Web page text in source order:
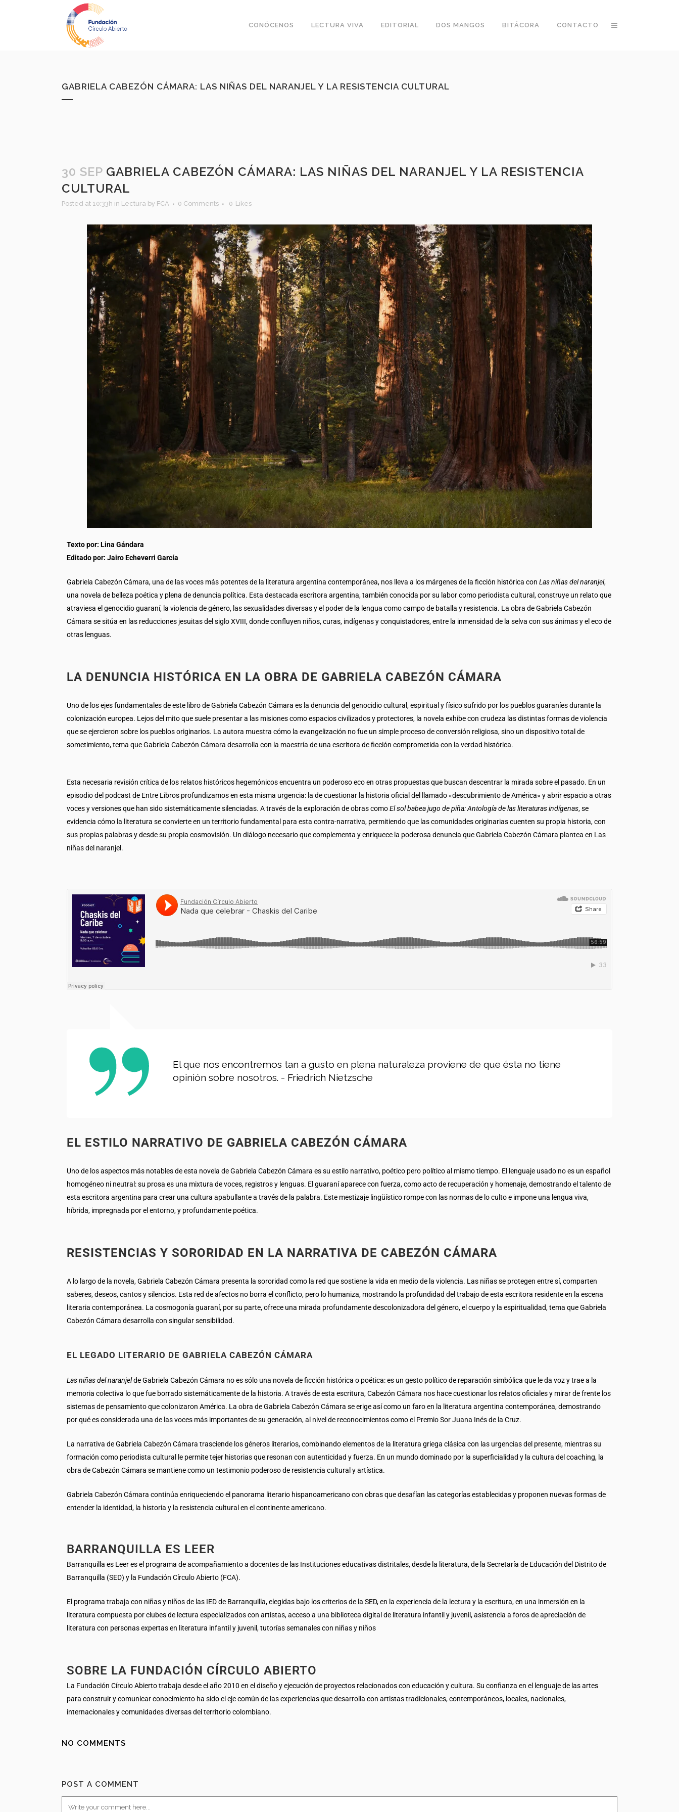
CONÓCENOS LECTURA VIVA EDITORIAL DOS MANGOS BITÁCORA CONTACTO
GABRIELA CABEZÓN CÁMARA: LAS NIÑAS DEL NARANJEL Y LA RESISTENCIA CULTURAL
30 SEP GABRIELA CABEZÓN CÁMARA: LAS NIÑAS DEL NARANJEL Y LA RESISTENCIA
CULTURAL
Posted at 10:33h in Lectura by FCA 0 Comments 0 Likes
Texto por: Lina Gándara
Editado por: Jairo Echeverri García
Gabriela Cabezón Cámara, una de las voces más potentes de la literatura argentina contemporánea, nos lleva a los márgenes de la ficción histórica con Las niñas del naranjel,
una novela de belleza poética y plena de denuncia política. Esta destacada escritora argentina, también conocida por su labor como periodista cultural, construye un relato que
atraviesa el genocidio guaraní, la violencia de género, las sexualidades diversas y el poder de la lengua como campo de batalla y resistencia. La obra de Gabriela Cabezón
Cámara se sitúa en las reducciones jesuitas del siglo XVIII, donde confluyen niños, curas, indígenas y conquistadores, entre la inmensidad de la selva con sus ánimas y el eco de
otras lenguas.
LA DENUNCIA HISTÓRICA EN LA OBRA DE GABRIELA CABEZÓN CÁMARA
Uno de los ejes fundamentales de este libro de Gabriela Cabezón Cámara es la denuncia del genocidio cultural, espiritual y físico sufrido por los pueblos guaraníes durante la
colonización europea. Lejos del mito que suele presentar a las misiones como espacios civilizados y protectores, la novela exhibe con crudeza las distintas formas de violencia
que se ejercieron sobre los pueblos originarios. La autora muestra cómo la evangelización no fue un simple proceso de conversión religiosa, sino un dispositivo total de
sometimiento, tema que Gabriela Cabezón Cámara desarrolla con la maestría de una escritora de ficción comprometida con la verdad histórica.
Esta necesaria revisión crítica de los relatos históricos hegemónicos encuentra un poderoso eco en otras propuestas que buscan descentrar la mirada sobre el pasado. En un
episodio del podcast de Entre Libros profundizamos en esta misma urgencia: la de cuestionar la historia oficial del llamado «descubrimiento de América» y abrir espacio a otras
voces y versiones que han sido sistemáticamente silenciadas. A través de la exploración de obras comoEl sol babea jugo de piña: Antología de las literaturas indígenas, se
evidencia cómo la literatura se convierte en un territorio fundamental para esta contra-narrativa, permitiendo que las comunidades originarias cuenten su propia historia, con
sus propias palabras y desde su propia cosmovisión. Un diálogo necesario que complementa y enriquece la poderosa denuncia que Gabriela Cabezón Cámara plantea en Las
niñas del naranjel.
El que nos encontremos tan a gusto en plena naturaleza proviene de que ésta no tiene
opinión sobre nosotros. - Friedrich Nietzsche
EL ESTILO NARRATIVO DE GABRIELA CABEZÓN CÁMARA
Uno de los aspectos más notables de esta novela de Gabriela Cabezón Cámara es su estilo narrativo, poético pero político al mismo tiempo. El lenguaje usado no es un español
homogéneo ni neutral: su prosa es una mixtura de voces, registros y lenguas. El guaraní aparece con fuerza, como acto de recuperación y homenaje, demostrando el talento de
esta escritora argentina para crear una cultura apabullante a través de la palabra. Este mestizaje lingüístico rompe con las normas de lo culto e impone una lengua viva,
híbrida, impregnada por el entorno, y profundamente poética.
RESISTENCIAS Y SORORIDAD EN LA NARRATIVA DE CABEZÓN CÁMARA
A lo largo de la novela, Gabriela Cabezón Cámara presenta la sororidad como la red que sostiene la vida en medio de la violencia. Las niñas se protegen entre sí, comparten
saberes, deseos, cantos y silencios. Esta red de afectos no borra el conflicto, pero lo humaniza, mostrando la profundidad del trabajo de esta escritora residente en la escena
literaria contemporánea. La cosmogonía guaraní, por su parte, ofrece una mirada profundamente descolonizadora del género, el cuerpo y la espiritualidad, tema que Gabriela
Cabezón Cámara desarrolla con singular sensibilidad.
EL LEGADO LITERARIO DE GABRIELA CABEZÓN CÁMARA
Las niñas del naranjelde Gabriela Cabezón Cámara no es sólo una novela de ficción histórica o poética: es un gesto político de reparación simbólica que le da voz y trae a la
memoria colectiva lo que fue borrado sistemáticamente de la historia. A través de esta escritura, Cabezón Cámara nos hace cuestionar los relatos oficiales y mirar de frente los
sistemas de pensamiento que colonizaron América. La obra de Gabriela Cabezón Cámara se erige así como un faro en la literatura argentina contemporánea, demostrando
por qué es considerada una de las voces más importantes de su generación, al nivel de reconocimientos como el Premio Sor Juana Inés de la Cruz.
La narrativa de Gabriela Cabezón Cámara trasciende los géneros literarios, combinando elementos de la literatura griega clásica con las urgencias del presente, mientras su
formación como periodista cultural le permite tejer historias que resonan con autenticidad y fuerza. En un mundo dominado por la superficialidad y la cultura del coaching, la
obra de Cabezón Cámara se mantiene como un testimonio poderoso de resistencia cultural y artística.
Gabriela Cabezón Cámara continúa enriqueciendo el panorama literario hispanoamericano con obras que desafían las categorías establecidas y proponen nuevas formas de
entender la identidad, la historia y la resistencia cultural en el continente americano.
BARRANQUILLA ES LEER
Barranquilla es Leer es el programa de acompañamiento a docentes de las Instituciones educativas distritales, desde la literatura, de la Secretaría de Educación del Distrito de
Barranquilla (SED) y la Fundación Círculo Abierto (FCA).
El programa trabaja con niñas y niños de las IED de Barranquilla, elegidas bajo los criterios de la SED, en la experiencia de la lectura y la escritura, en una inmersión en la
literatura compuesta por clubes de lectura especializados con artistas, acceso a una biblioteca digital de literatura infantil y juvenil, asistencia a foros de apreciación de
literatura con personas expertas en literatura infantil y juvenil, tutorías semanales con niñas y niños
SOBRE LA FUNDACIÓN CÍRCULO ABIERTO
La Fundación Círculo Abierto trabaja desde el año 2010 en el diseño y ejecución de proyectos relacionados con educación y cultura. Su confianza en el lenguaje de las artes
para construir y comunicar conocimiento ha sido el eje común de las experiencias que desarrolla con artistas tradicionales, contemporáneos, locales, nacionales,
internacionales y comunidades diversas del territorio colombiano.
NO COMMENTS
POST A COMMENT